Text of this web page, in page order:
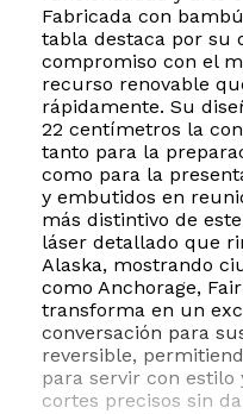
Fabricada con
tabla destaca por su
compromiso con el
recurso renovable
rápidamente. Su
22 centímetros la
tanto para la
como para la
y embutidos en
más distintivo de
láser detallado que
Alaska, mostrando
como Anchorage,
transforma en un
conversación para
reversible,
para servir con
cortes precisos sin